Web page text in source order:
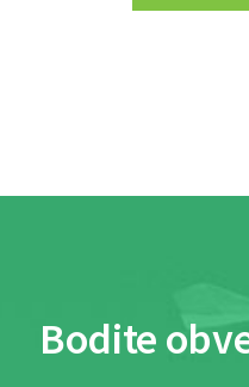
Bodite